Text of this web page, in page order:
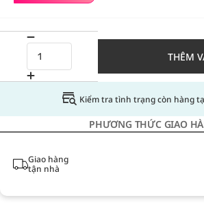
THÊM
Kiểm tra tình trạng còn hàng
PHƯƠNG THỨC GIAO
Giao hàng
tận nhà